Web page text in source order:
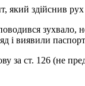
здійснив
зухвало,
і виявили
ст. 126 (не